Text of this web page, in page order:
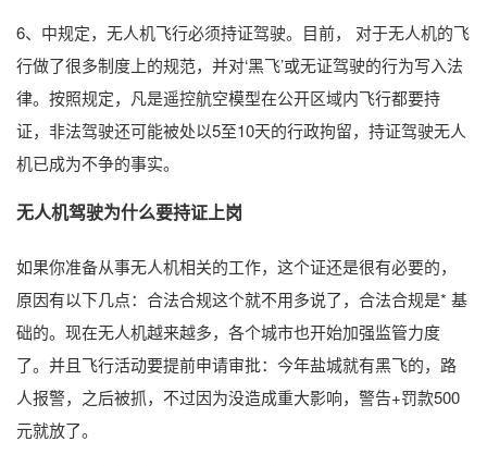
6、中规定，无人机飞行必须持证驾驶。目前， 对于无人机的飞
行做了很多制度上的规范，并对‘黑飞’或无证驾驶的行为写入法
律。按照规定，凡是遥控航空模型在公开区域内飞行都要持
证，非法驾驶还可能被处以5至10天的行政拘留，持证驾驶无人
机已成为不争的事实。
无人机驾驶为什么要持证上岗
如果你准备从事无人机相关的工作，这个证还是很有必要的，
原因有以下几点：合法合规这个就不用多说了，合法合规是* 基
础的。现在无人机越来越多，各个城市也开始加强监管力度
了。并且飞行活动要提前申请审批：今年盐城就有黑飞的，路
人报警，之后被抓，不过因为没造成重大影响，警告+罚款500
元就放了。